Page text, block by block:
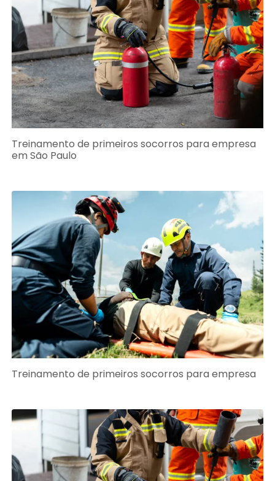
Treinamento de primeiros socorros para empresa
em São Paulo
Treinamento de primeiros socorros para empresa